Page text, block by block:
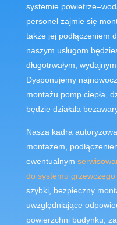
systemiepowietrze–w
personelzajmiesię
takżejejpodłączeniem
naszym usługom
długotrwałym wydajnym
Dysponujemynajnowoc
montażu pompciepła d
będzie działała bezaw
Nasza kadra
montażem,
ewentualnym
do systemu grzewczego
szybki, bezpieczny
uwzględniające
powierzchni budynku,